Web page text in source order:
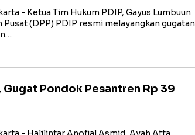
- Ketua Tim Hukum PDIP, Gayus Lumbuun
(DPP) PDIP resmi melayangkan gugatan
Pondok Pesantren Rp 39